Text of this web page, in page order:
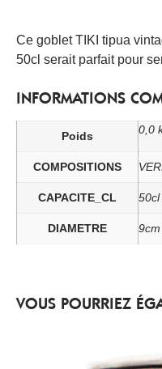
Ce goblet TIKI tipua
50cl serait parfait pour
INFORMATIONS
Poids 0,0
COMPOSITIONS
CAPACITE_CL 50cl
DIAMETRE 9cm
VOUS POURRIEZ